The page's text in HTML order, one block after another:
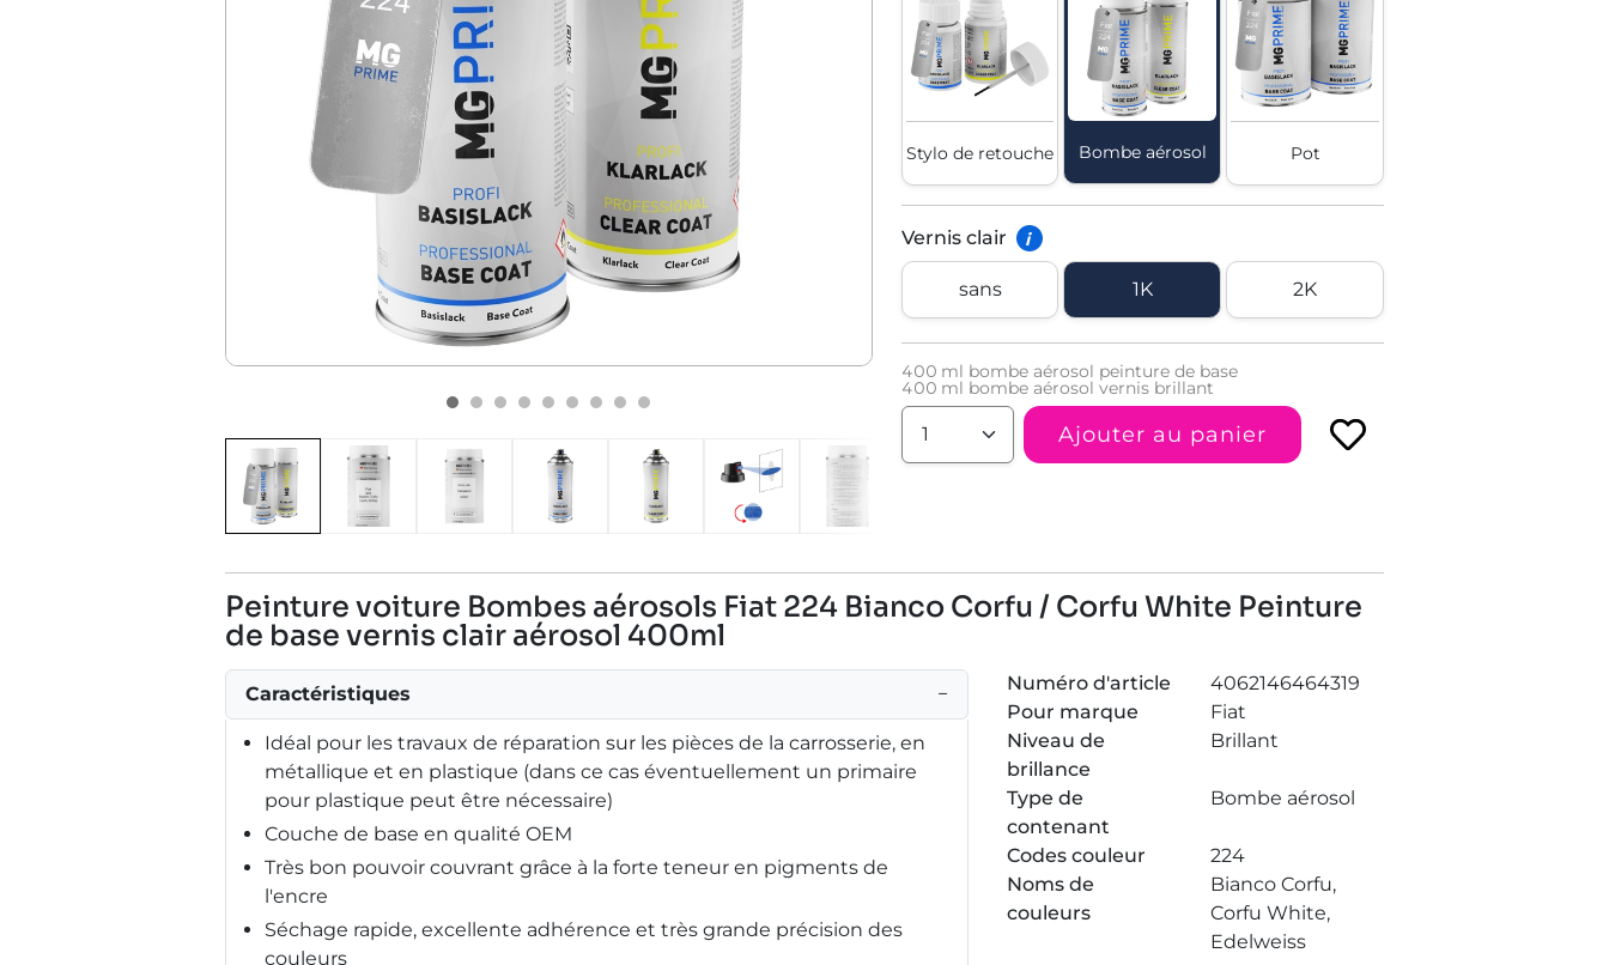
Stylo de retouche Bombe aérosol Pot
Vernis clair i
sans 1K 2K
400 ml bombe aérosol peinture de base
400 ml bombe aérosol vernis brillant
Ajouter au panier
Peinture voiture Bombes aérosols Fiat 224 Bianco Corfu / Corfu White Peinture
de base vernis clair aérosol 400ml
Caractéristiques −
Idéal pour les travaux de réparation sur les pièces de la carrosserie, en
métallique et en plastique (dans ce cas éventuellement un primaire
pour plastique peut être nécessaire)
Couche de base en qualité OEM
Très bon pouvoir couvrant grâce à la forte teneur en pigments de
l'encre
Séchage rapide, excellente adhérence et très grande précision des
couleurs
Numéro d'article
4062146464319
Pour marque
Fiat
Niveau de
brillance
Brillant
Type de
contenant
Bombe aérosol
Codes couleur
224
Noms de
couleurs
Bianco Corfu,
Corfu White,
Edelweiss